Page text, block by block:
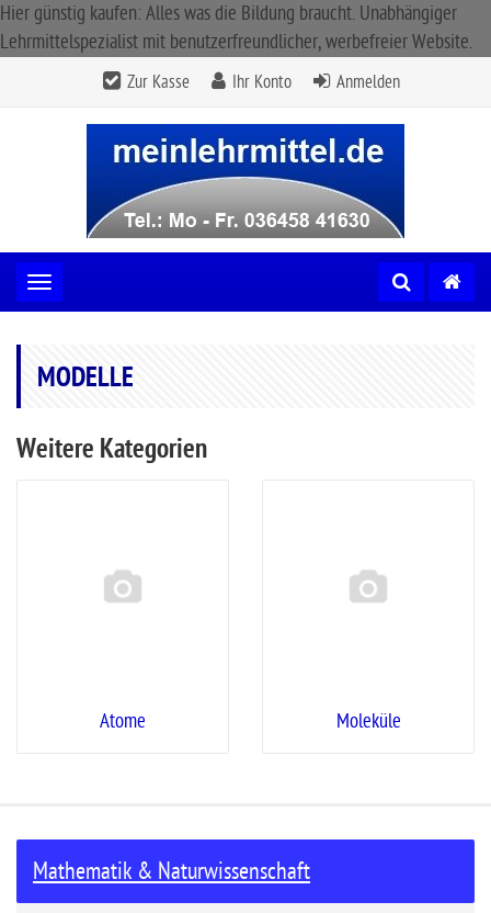
Hier günstig kaufen: Alles was die Bildung braucht. Unabhängiger
Lehrmittelspezialist mit benutzerfreundlicher, werbefreier Website.
Zur Kasse Ihr Konto Anmelden
Toggle navigation
MODELLE
Weitere Kategorien
Atome Moleküle
Mathematik & Naturwissenschaft